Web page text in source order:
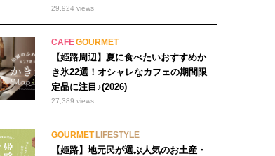
29,924 views
CAFEGOURMET
【姫路周辺】夏に食べたいおすすめか
き氷22選！オシャレなカフェの期間限
定品に注目♪(2026)
27,389 views
GOURMET LIFESTYLE
【姫路】地元民が選ぶ人気のお土産・